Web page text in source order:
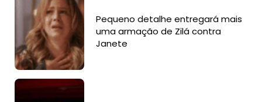
Pequeno detalhe entregará mais
uma armação de Zilá contra
Janete